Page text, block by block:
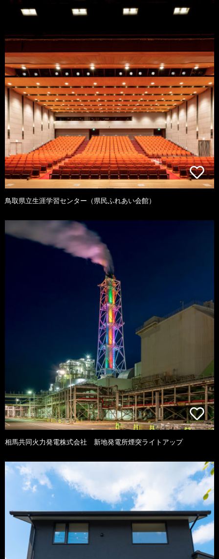
鳥取県立生涯学習センター（県民ふれあい会館）
相馬共同火力発電株式会社 新地発電所煙突ライトアップ